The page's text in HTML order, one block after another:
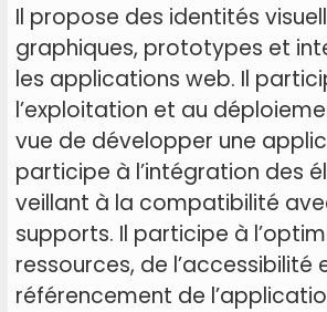
Il propose des identités
graphiques, prototypes et
les applications web. Il
l’exploitation et au
vue de développer une
participe à l’intégration des
veillant à la compatibilité
supports. Il participe à
ressources, de l’accessibilité
référencement de